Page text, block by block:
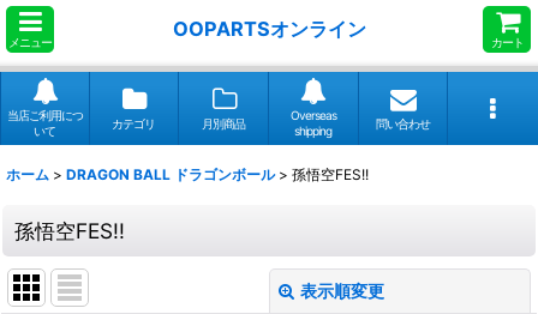
メニュー
OOPARTSオンライン
カート
当店ご利用につ
いて
カテゴリ 月別商品
Overseas
shipping
問い合わせ
ホーム > DRAGON BALL ドラゴンボール > 孫悟空FES!!
孫悟空FES!!
表示順変更